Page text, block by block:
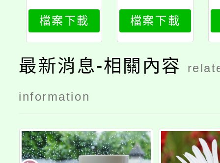
302_attach
3
檔案下載
302_attach
1
檔案下載
最新消息-相關內容
information